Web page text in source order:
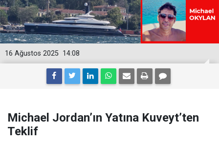
14:08
16 Ağustos 2025
Michael Jordan’ın Yatına Kuveyt’ten
Teklif